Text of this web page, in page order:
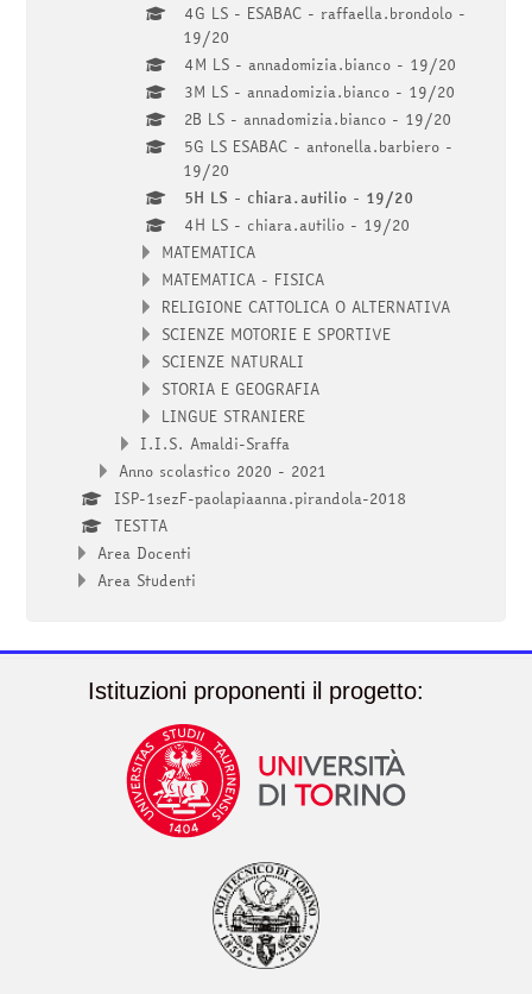
4G LS - ESABAC - raffaella.brondolo -
19/20
4M LS - annadomizia.bianco - 19/20
3M LS - annadomizia.bianco - 19/20
2B LS - annadomizia.bianco - 19/20
5G LS ESABAC - antonella.barbiero -
19/20
5H LS - chiara.autilio - 19/20
4H LS - chiara.autilio - 19/20
MATEMATICA
MATEMATICA - FISICA
RELIGIONE CATTOLICA O ALTERNATIVA
SCIENZE MOTORIE E SPORTIVE
SCIENZE NATURALI
STORIA E GEOGRAFIA
LINGUE STRANIERE
I.I.S. Amaldi-Sraffa
Anno scolastico 2020 - 2021
ISP-1sezF-paolapiaanna.pirandola-2018
TESTTA
Area Docenti
Area Studenti
Istituzioni proponenti il progetto: